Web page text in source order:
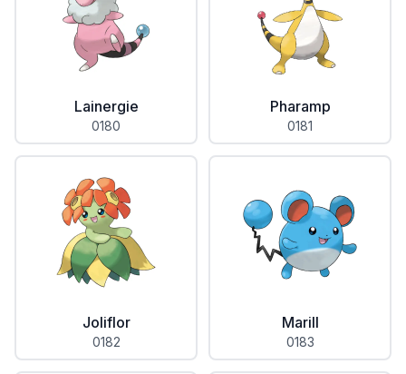
Lainergie
0180
Pharamp
0181
Joliflor
0182
Marill
0183